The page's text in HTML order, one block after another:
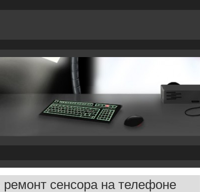
ремонт сенсора на телефоне